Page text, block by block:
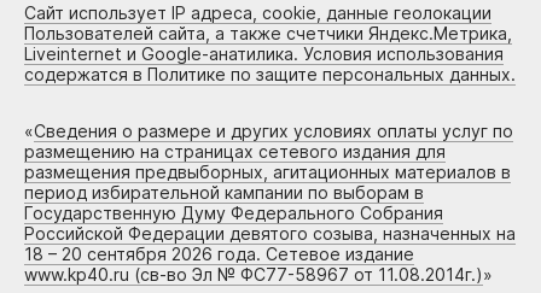
Сайт использует IP адреса, cookie, данные геолокации
Пользователей сайта, а также счетчики Яндекс.Метрика,
Liveinternet и Google-анатилика. Условия использования
содержатся в Политике по защите персональных данных.
«Сведения о размере и других условиях оплаты услуг по
размещению на страницах сетевого издания для
размещения предвыборных, агитационных материалов в
период избирательной кампании по выборам в
Государственную Думу Федерального Собрания
Российской Федерации девятого созыва, назначенных на
18 – 20 сентября 2026 года. Сетевое издание
www.kp40.ru (св-во Эл № ФС77-58967 от 11.08.2014г.)»